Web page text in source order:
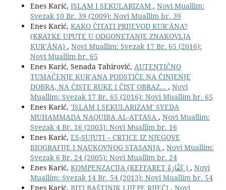
Enes Karić, ISLAM I SEKULARIZAM , Novi Muallim:
Svezak 10 Br. 39 (2009): Novi Muallim br. 39
Enes Karić, KAKO ČITATI PRIJEVOD KUR’ĀNA?
(KRATKE UPUTE U ODGONETANJE ZNAKOVLJA
KUR’ĀNA) , Novi Muallim: Svezak 17 Br. 65 (2016):
Novi Muallim br. 65
Enes Karić, Senada Tahirović, AUTENTIČNO
TUMAČENJE KUR’ANA PODSTIČE NA ČINJENJE
DOBRA, NA ČISTE RUKE I ČIST OBRAZ... , Novi
Muallim: Svezak 17 Br. 65 (2016): Novi Muallim br. 65
Enes Karić, 'ISLAM I SEKULARIZAM' SYEDA
MUHAMMADA NAQUIBA AL-ATTASA , Novi Muallim:
Svezak 4 Br. 16 (2003): Novi Muallim br. 16
Enes Karić, ES-SUJUTI – CRTICE IZ NJEGOVE
BIOGRAFIJE I NAUKOVNOG STASANJA , Novi Muallim:
Svezak 6 Br. 24 (2005): Novi Muallim br. 24
Enes Karić,
KOMPENZACIJA (KEFFARET كَفَّارَةٌ ) , Novi
Muallim: Svezak 14 Br. 54 (2013): Novi Muallim br. 54
Enes Karić, BITI BAŠTINIK LIJEPE RIJEČI , Novi